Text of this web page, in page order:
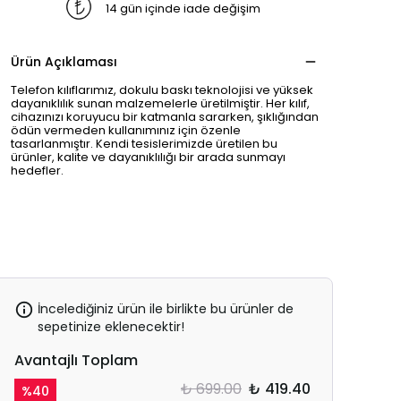
14 gün içinde iade değişim
Ürün Açıklaması
Telefon kılıflarımız, dokulu baskı teknolojisi ve yüksek
dayanıklılık sunan malzemelerle üretilmiştir. Her kılıf,
cihazınızı koruyucu bir katmanla sararken, şıklığından
ödün vermeden kullanımınız için özenle
tasarlanmıştır. Kendi tesislerimizde üretilen bu
ürünler, kalite ve dayanıklılığı bir arada sunmayı
hedefler.
İncelediğiniz ürün ile birlikte bu ürünler de
sepetinize eklenecektir!
Avantajlı Toplam
%40 ₺ 699.00 ₺ 419.40